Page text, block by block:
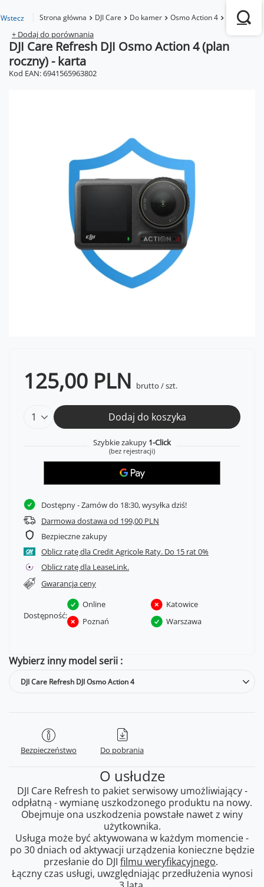
Wstecz Strona główna DJI Care Do kamer Osmo Action 4 DJI Care
+ Dodaj do porównania
DJI Care Refresh DJI Osmo Action 4 (plan
roczny) - karta
Kod EAN: 6941565963802
Wybierz inny model serii
DJI Care Refresh DJI Osmo Action 4
125,00 PLN brutto /szt.
Dodaj do koszyka
Szybkie zakupy 1-Click
(bez rejestracji)
Dostępny- Zamów do 18:30, wysyłka dziś!
Darmowa dostawa od 199,00 PLN
Bezpieczne zakupy
Oblicz ratę dla Credit Agricole Raty.
Oblicz ratę dla LeaseLink.
Gwarancja ceny
Dostępność:
Online
Katowice
Poznań
Warszawa
Bezpieczeństwo Do pobrania
O usłudze
DJI Care Refresh to pakiet serwisowy umożliwiający -
odpłatną - wymianę uszkodzonego produktu na nowy.
Obejmuje ona uszkodzenia powstałe nawet z winy
użytkownika.
Usługa może być aktywowana w każdym momencie -
po 30 dniach od aktywacji urządzenia konieczne będzie
przesłanie do DJI filmu weryfikacyjnego.
Łączny czas usługi, uwzględniając przedłużenia wynosi